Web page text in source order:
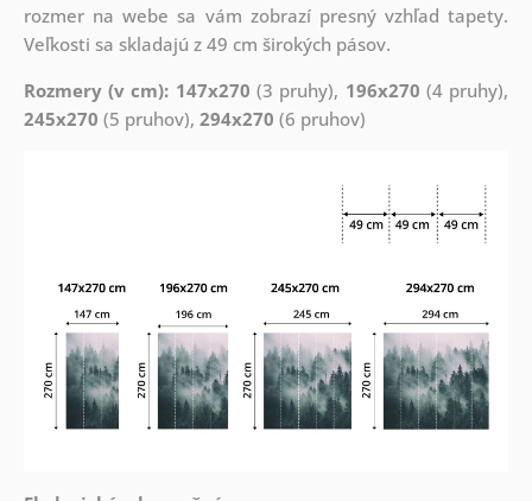
rozmer na webe sa vám zobrazí presný vzhľad tapety.
Veľkosti sa skladajú z 49 cm širokých pásov.
Rozmery (v cm): 147x270 (3 pruhy), 196x270 (4 pruhy),
245x270 (5 pruhov), 294x270 (6 pruhov)